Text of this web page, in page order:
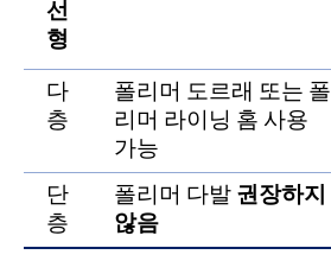
선
형
다
층
폴리머 도르래 또는 폴
리머 라이닝 홈 사용
가능
단
층
폴리머 다발권장하지
않음